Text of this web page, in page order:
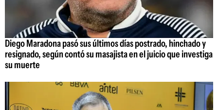
Diego Maradona pasó sus últimos días postrado, hinchado y
resignado, según contó su masajista en el juicio que investiga
su muerte